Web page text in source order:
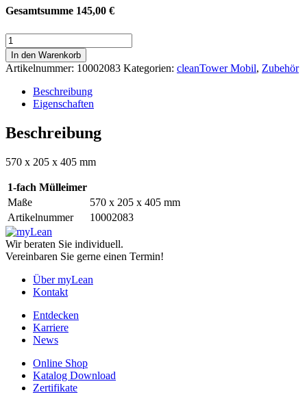
Gesamtsumme 145,00 €
1-
fach
Mülleimer
Menge
In den Warenkorb
Artikelnummer: 10002083 Kategorien: cleanTower Mobil, Zubehör
Beschreibung
Eigenschaften
Beschreibung
570 x 205 x 405 mm
1-fach Mülleimer
Maße
570 x 205 x 405 mm
Artikelnummer
10002083
Wir beraten Sie individuell.
Vereinbaren Sie gerne einen Termin!
Über myLean
Kontakt
Entdecken
Karriere
News
Online Shop
Katalog Download
Zertifikate